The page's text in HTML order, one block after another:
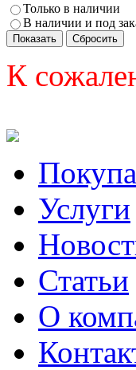
Только в наличии
В наличии и под
К
Услуги
Статьи
О